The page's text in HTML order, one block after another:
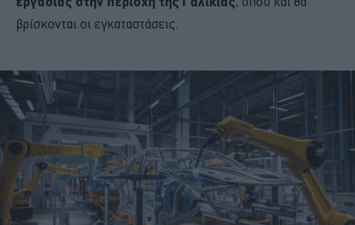
βρίσκονται οι εγκαταστάσεις.